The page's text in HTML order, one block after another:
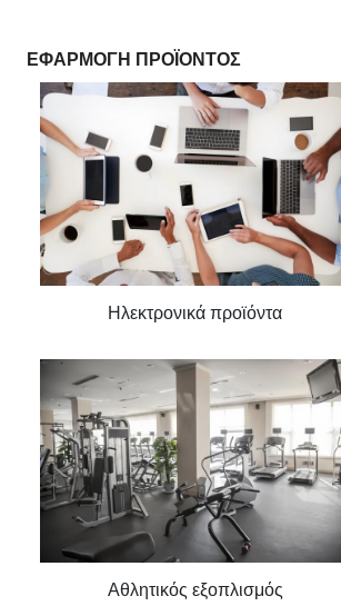
ΕΦΑΡΜΟΓΗ ΠΡΟΪΟΝΤΟΣ
Ηλεκτρονικά προϊόντα
Αθλητικός εξοπλισμός